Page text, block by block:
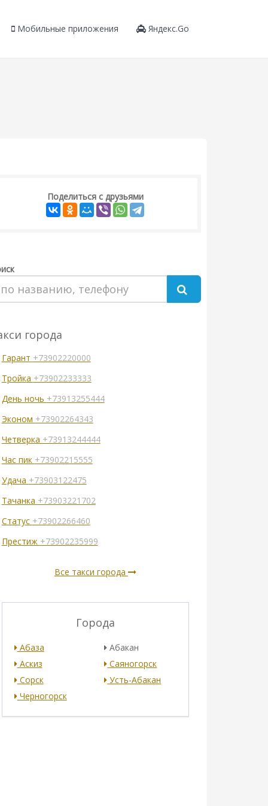
Мобильные приложения Яндекс.Go
Поделиться с друзьями
города
Гарант +73902220000
Тройка +73902233333
День ночь +73913255444
Эконом +73902264343
Четверка +73913244444
Час пик +73902215555
Удача +73903122475
Тачанка +73903221702
Статус +73902266460
Престиж +73902235999
Все такси города
Города
Абаза
Абакан
Аскиз
Саяногорск
Сорск
Усть-Абакан
Черногорск